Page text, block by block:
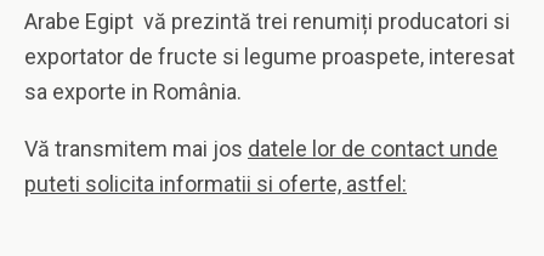
Arabe Egipt vă prezintă trei renumiți producatori si
exportator de fructe si legume proaspete, interesat
sa exporte in România.
Vă transmitem mai jos datele lor de contact unde
puteti solicita informatii si oferte, astfel: